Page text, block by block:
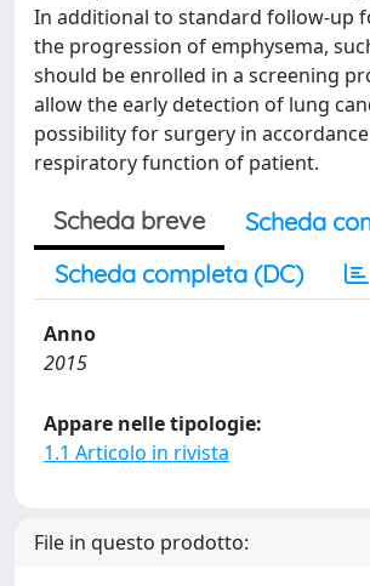
In additional to standard follow-up
the progression of emphysema,
should be enrolled in a screening
allow the early detection of lung
possibility for surgery in
respiratory function of patient.
Scheda breve
Scheda
Scheda completa (DC)
Anno
2015
Appare nelle tipologie:
1.1 Articolo in rivista
File in questo prodotto: